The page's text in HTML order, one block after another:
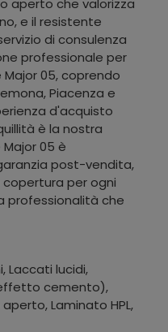
e il resistente
di consulenza
professionale per
05, coprendo
Piacenza e
d'acquisto
è la nostra
05 è
post-vendita,
per ogni
professionalità che
Laccati lucidi,
cemento),
Laminato HPL,